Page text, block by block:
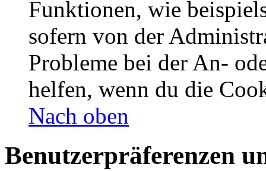
Funktionen, wie
sofern von der
Probleme bei der An-
helfen, wenn du die
Nach oben
Benutzerpräferenzen